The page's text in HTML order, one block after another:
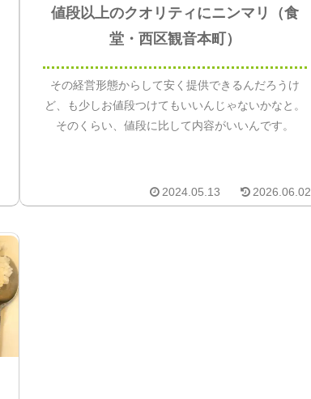
値段以上のクオリティにニンマリ（食
堂・西区観音本町）
その経営形態からして安く提供できるんだろうけ
ど、も少しお値段つけてもいいんじゃないかなと。
そのくらい、値段に比して内容がいいんです。
2024.05.13 2026.06.02